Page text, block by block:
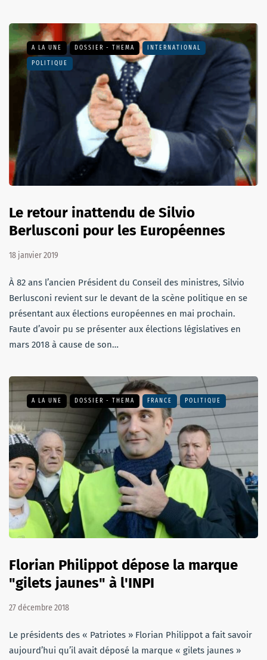
A LA UNE DOSSIER - THEMA INTERNATIONAL
POLITIQUE
Le retour inattendu de Silvio
Berlusconi pour les Européennes
18 janvier 2019
À 82 ans l’ancien Président du Conseil des ministres, Silvio
Berlusconi revient sur le devant de la scène politique en se
présentant aux élections européennes en mai prochain.
Faute d’avoir pu se présenter aux élections législatives en
mars 2018 à cause de son…
A LA UNE DOSSIER - THEMA FRANCE POLITIQUE
Florian Philippot dépose la marque
"gilets jaunes" à l'INPI
27 décembre 2018
Le présidents des « Patriotes » Florian Philippot a fait savoir
aujourd’hui qu’il avait déposé la marque « gilets jaunes »